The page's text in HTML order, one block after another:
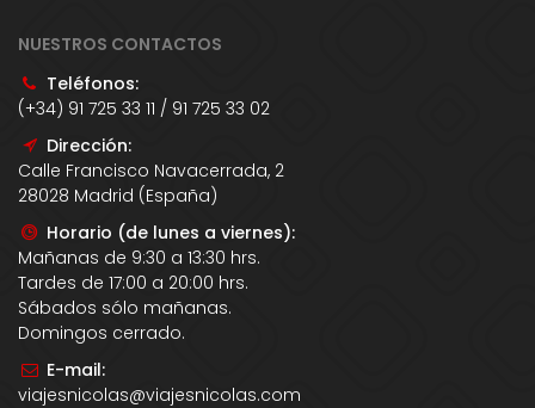
NUESTROS CONTACTOS
Teléfonos:
(+34) 91 725 33 11 / 91 725 33 02
Dirección:
Calle Francisco Navacerrada, 2
28028 Madrid (España)
Horario (de lunes a viernes):
Mañanas de 9:30 a 13:30 hrs.
Tardes de 17:00 a 20:00 hrs.
Sábados sólo mañanas.
Domingos cerrado.
E-mail:
viajesnicolas@viajesnicolas.com